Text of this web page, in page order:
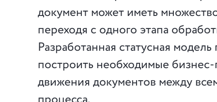
документ может иметь
переходя с одного этапа
Разработанная статусная
построить необходимые
движения документов между